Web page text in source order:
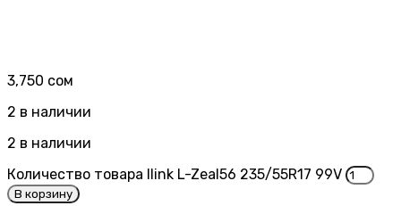
3,750 сом
2 в наличии
2 в наличии
Количество товара Ilink L-Zeal56 235/55R17 99V
В корзину